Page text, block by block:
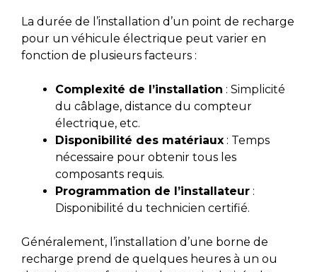
La durée de l’installation d’un point de recharge
pour un véhicule électrique peut varier en
fonction de plusieurs facteurs :
Complexité de l’installation : Simplicité
du câblage, distance du compteur
électrique, etc.
Disponibilité des matériaux : Temps
nécessaire pour obtenir tous les
composants requis.
Programmation de l’installateur :
Disponibilité du technicien certifié.
Généralement, l’installation d’une borne de
recharge prend de quelques heures à un ou